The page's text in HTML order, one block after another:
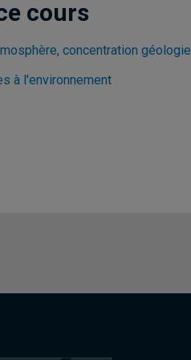
cours
concentration géologie
à l'environnement